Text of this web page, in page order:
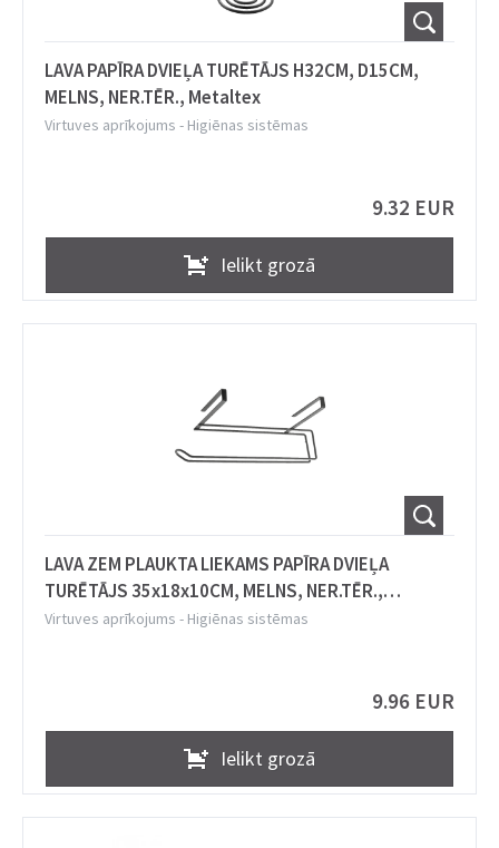
LAVA PAPĪRA DVIEĻA TURĒTĀJS H32CM, D15CM,
MELNS, NER.TĒR., Metaltex
Virtuves aprīkojums - Higiēnas sistēmas
9.32 EUR
Ielikt grozā
LAVA ZEM PLAUKTA LIEKAMS PAPĪRA DVIEĻA
TURĒTĀJS 35x18x10CM, MELNS, NER.TĒR.,
Metaltex
Virtuves aprīkojums - Higiēnas sistēmas
9.96 EUR
Ielikt grozā